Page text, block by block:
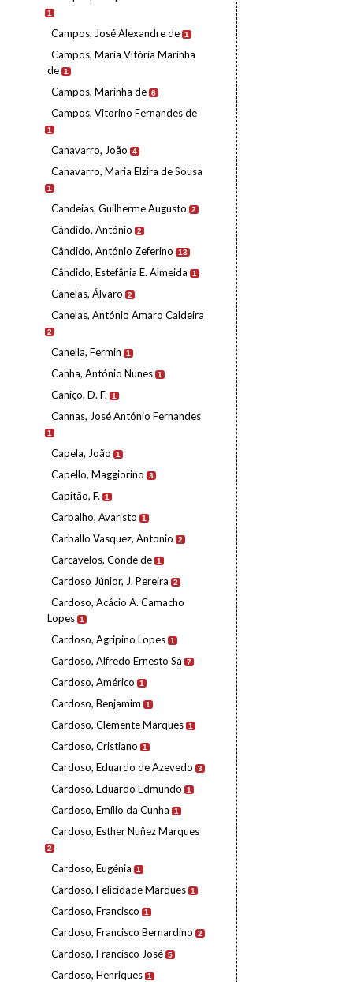
1
Campos, José Alexandre de 1
Campos, Maria Vitória Marinha
de 1
Campos, Marinha de 6
Campos, Vitorino Fernandes de
1
Canavarro, João 4
Canavarro, Maria Elzira de Sousa
1
Candeias, Guilherme Augusto 2
Cândido, António 2
Cândido, António Zeferino 13
Cândido, Estefânia E. Almeida 1
Canelas, Álvaro 2
Canelas, António Amaro Caldeira
2
Canella, Fermin 1
Canha, António Nunes 1
Caniço, D. F. 1
Cannas, José António Fernandes
1
Capela, João 1
Capello, Maggiorino 3
Capitão, F. 1
Carbalho, Avaristo 1
Carballo Vasquez, Antonio 2
Carcavelos, Conde de 1
Cardoso Júnior, J. Pereira 2
Cardoso, Acácio A. Camacho
Lopes 1
Cardoso, Agripino Lopes 1
Cardoso, Alfredo Ernesto Sá 7
Cardoso, Américo 1
Cardoso, Benjamim 1
Cardoso, Clemente Marques 1
Cardoso, Cristiano 1
Cardoso, Eduardo de Azevedo 3
Cardoso, Eduardo Edmundo 1
Cardoso, Emílio da Cunha 1
Cardoso, Esther Nuñez Marques
2
Cardoso, Eugénia 1
Cardoso, Felicidade Marques 1
Cardoso, Francisco 1
Cardoso, Francisco Bernardino 2
Cardoso, Francisco José 5
Cardoso, Henriques 1